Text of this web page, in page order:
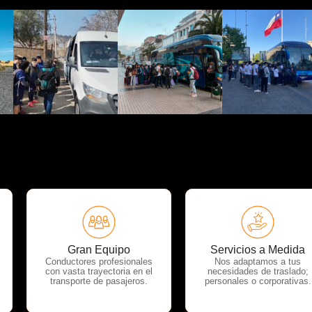
Gran Equipo
Conductores profesionales
con vasta trayectoria en el
transporte de pasajeros.
OTP Servicios Servicios a Medida
Nos adaptamos a tus
necesidades de traslado;
personales o corporativas.
OTP Servicios